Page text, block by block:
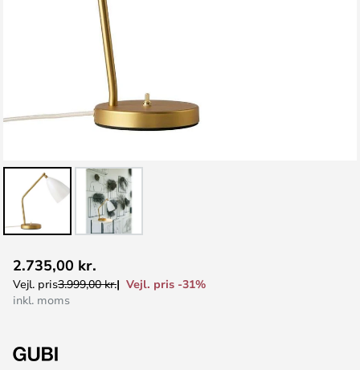
til
starten
2.735,00 kr.
Vejl. pris3.999,00 kr.
Vejl. pris -31%
inkl. moms